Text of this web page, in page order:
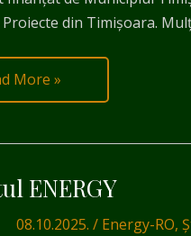
din Timișoara.
More »
ENERGY
08.10.2025. / Energy-RO,